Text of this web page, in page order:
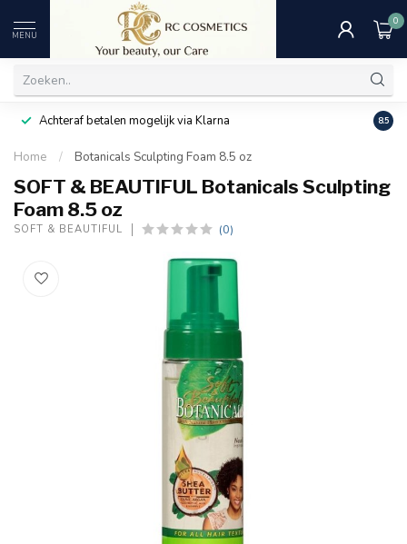
MENU
0
Achteraf betalen mogelijk via Klarna 8.5
Home / Botanicals Sculpting Foam 8.5 oz
SOFT & BEAUTIFUL Botanicals Sculpting
Foam 8.5 oz
SOFT & BEAUTIFUL (0)